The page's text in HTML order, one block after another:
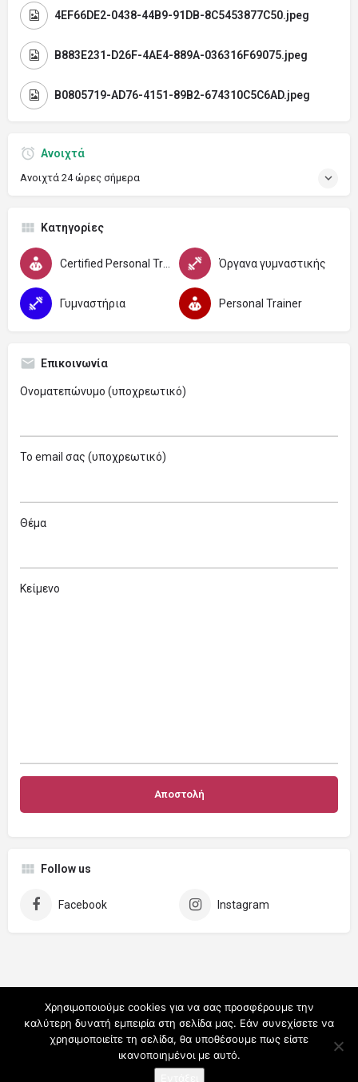
4EF66DE2-0438-44B9-91DB-8C5453877C50.jpeg
B883E231-D26F-4AE4-889A-036316F69075.jpeg
B0805719-AD76-4151-89B2-674310C5C6AD.jpeg
Ανοιχτά
Ανοιχτά 24 ώρες σήμερα
Κατηγορίες
Όργανα γυμναστικής
Γυμναστήρια Personal Trainer
Επικοινωνία
Ονοματεπώνυμο (υποχρεωτικό)
Το email σας (υποχρεωτικό)
Θέμα
Κείμενο
Follow us
Facebook Instagram
Χρησιμοποιούμε cookies για να σας προσφέρουμε την
καλύτερη δυνατή εμπειρία στη σελίδα μας. Εάν συνεχίσετε να
χρησιμοποιείτε τη σελίδα, θα υποθέσουμε πως είστε
ικανοποιημένοι με αυτό.